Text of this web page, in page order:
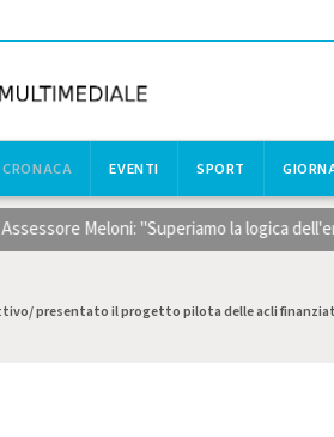
CRONACA EVENTI SPORT
Meloni: "Superiamo la logica
presentato il progetto pilota delle acli